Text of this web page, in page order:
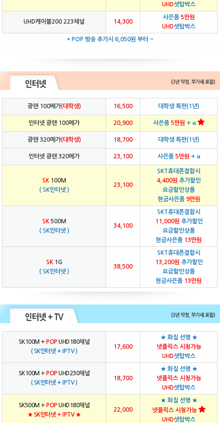
UHD셋탑박스
UHD케이블200 223채널 14,300
사은품 5만원
UHD셋탑박스
* POP 방송 추가시 6,050원 부터 ~
광랜 100메가(대학생) 16,500 대학생 특판(1년)
인터넷 광랜 100메가 20,900 사은품 5만원 + α
광랜 320메가(대학생) 18,700 대학생 특판(1년)
인터넷 광랜 320메가 23,100 사은품 5만원 + α
SK100M
( SK인터넷 )
23,100
SKT휴대폰결합시
4,400원 추가할인
요금할인상품
현금사은품 9만원
SK500M
( SK인터넷 )
34,100
SKT휴대폰결합시
11,000원 추가할인
요금할인상품
현금사은품 13만원
SK1G
( SK인터넷 )
38,500
SKT휴대폰결합시
13,200원 추가할인
요금할인상품
현금사은품 13만원
SK100M + POP UHD180채널
( SK인터넷 + IPTV )
17,600
★ 화질 선명 ★
넷플릭스 시청가능
UHD셋탑박스
SK100M + POP UHD230채널
( SK인터넷 + IPTV )
18,700
★ 화질 선명 ★
넷플릭스 시청가능
UHD셋탑박스
SK500M + POP UHD180채널
★ SK인터넷 + IPTV ★
22,000
★ 화질 선명 ★
넷플릭스 시청가능
UHD셋탑박스